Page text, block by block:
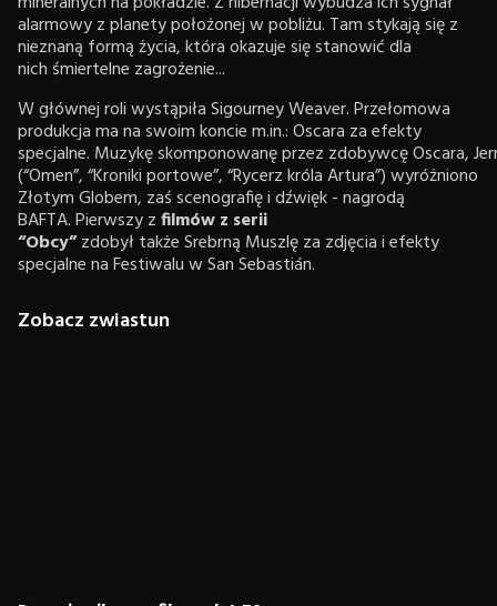
alarmowy z planety położonej w pobliżu. Tam stykają się z
nieznaną formą życia, która okazuje się stanowić dla
nich śmiertelne zagrożenie...
W głównej roli wystąpiła Sigourney Weaver. Przełomowa
produkcja ma na swoim koncie m.in.: Oscara za efekty
specjalne. Muzykę skomponowanę przez zdobywcę Oscara,
(“Omen”, “Kroniki portowe”, “Rycerz króla Artura”) wyróżniono
Złotym Globem, zaś scenografię i dźwięk - nagrodą
BAFTA. Pierwszy zfilmów z serii
“Obcy”zdobył także Srebrną Muszlę za zdjęcia i efekty
specjalne na Festiwalu w San Sebastián.
Zobacz zwiastun